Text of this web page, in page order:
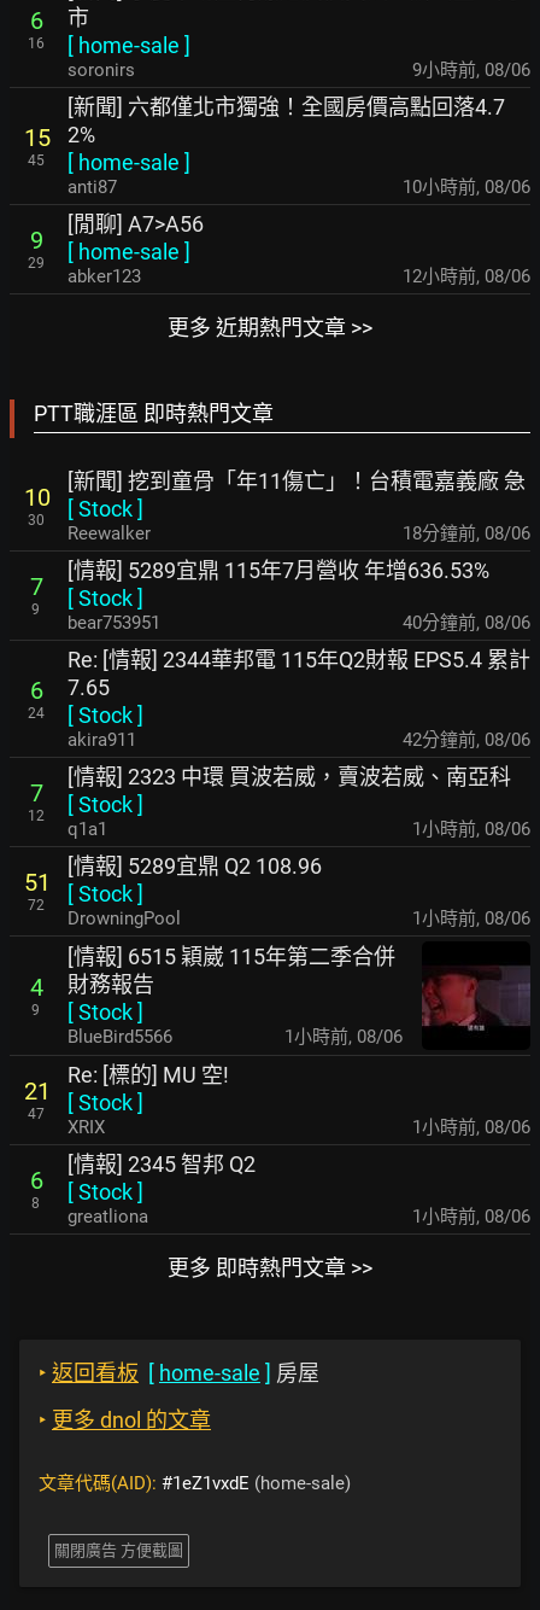
6
16
市
[ home-sale ]
soronirs 9小時前, 08/06
15
45
[新聞] 六都僅北市獨強！全國房價高點回落4.7
2%
[ home-sale ]
anti87 10小時前, 08/06
9
29
[閒聊] A7>A56
[ home-sale ]
abker123 12小時前, 08/06
更多 近期熱門文章 >>
PTT職涯區 即時熱門文章
10
30
[新聞] 挖到童骨「年11傷亡」！台積電嘉義廠 急
[Stock]
Reewalker 18分鐘前, 08/06
7
9
[情報] 5289宜鼎 115年7月營收 年增636.53%
[Stock]
bear753951 40分鐘前, 08/06
6
24
Re: [情報] 2344華邦電 115年Q2財報 EPS5.4 累計
7.65
[Stock]
akira911 42分鐘前, 08/06
7
12
[情報] 2323 中環 買波若威，賣波若威、南亞科
[Stock]
q1a1 1小時前, 08/06
51
72
[情報] 5289宜鼎 Q2 108.96
[Stock]
DrowningPool 1小時前, 08/06
4
9
[情報] 6515 穎崴 115年第二季合併
財務報告
[Stock]
BlueBird5566 1小時前, 08/06
21
47
Re: [標的] MU 空!
[Stock]
XRIX 1小時前, 08/06
6
8
[情報] 2345 智邦 Q2
[Stock]
greatliona 1小時前, 08/06
更多 即時熱門文章 >>
‣ 返回看板 [ home-sale ] 房屋
‣ 更多 dnol 的文章
文章代碼(AID): #1eZ1vxdE (home-sale)
關閉廣告 方便截圖